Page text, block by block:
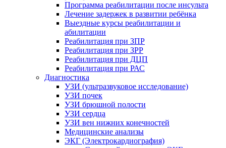
Программа реабилитации после инсульта
Лечение задержек в развитии ребёнка
Выездные курсы реабилитации и
абилитации
Реабилитация при ЗПР
Реабилитация при ЗРР
Реабилитация при ДЦП
Реабилитация при РАС
Диагностика
УЗИ (ультразвуковое исследование)
УЗИ почек
УЗИ брюшной полости
УЗИ сердца
УЗИ вен нижних конечностей
Медицинские анализы
ЭКГ (Электрокардиография)